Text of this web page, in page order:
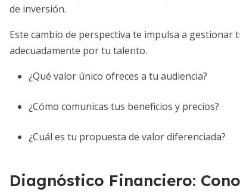
de inversión.
Este cambio de perspectiva te impulsa a
adecuadamente por tu talento.
¿Qué valor único ofreces a tu audiencia?
¿Cómo comunicas tus beneficios y precios?
¿Cuál es tu propuesta de valor diferenciada?
Diagnóstico Financiero: